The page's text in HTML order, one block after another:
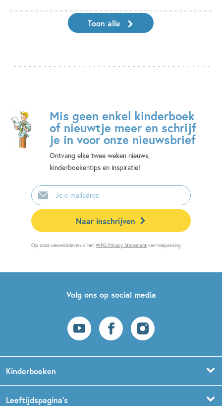
Toon alle
Mis geen enkel kinderboek
of nieuwtje meer en schrijf
je in voor onze nieuwsbrief
Ontvang elke twee weken nieuws,
kinderboekentips en inspiratie!
E-
mailadres
Naar inschrijven
Op onze nieuwsbrieven is hetWPG Privacy Statement van toepassing.
Volg ons op social media
Kinderboeken
Leeftijdspagina’s